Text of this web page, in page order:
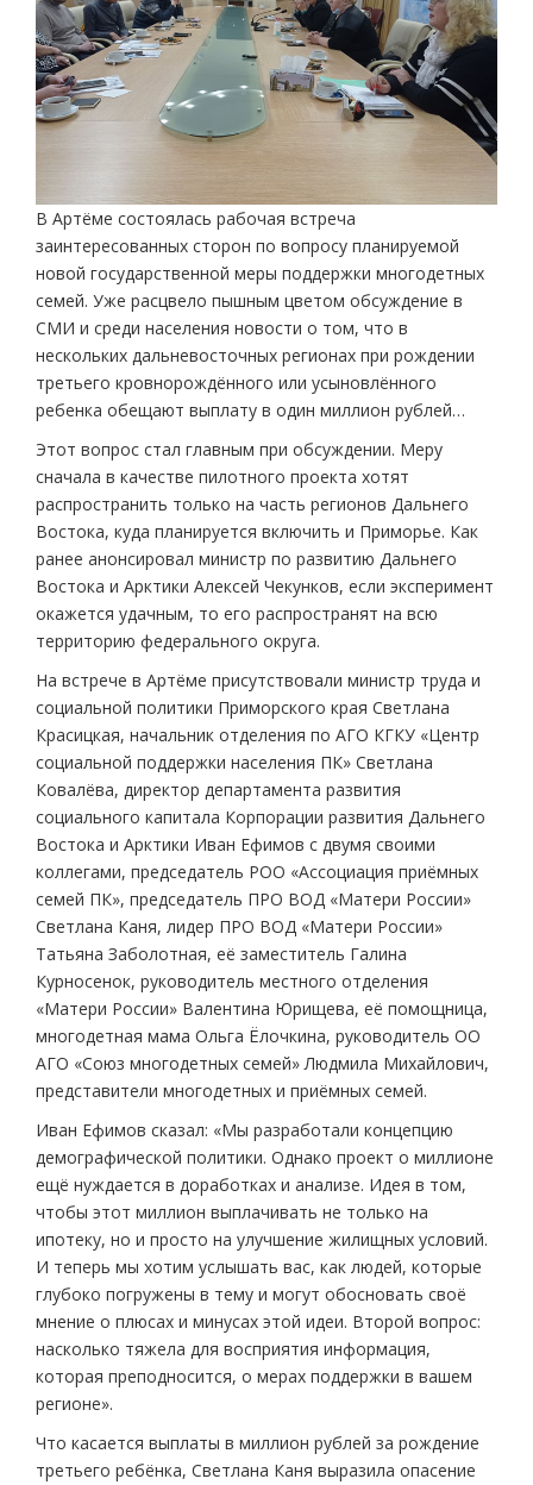
В Артёме состоялась рабочая встреча
заинтересованных сторон по вопросу планируемой
новой государственной меры поддержки многодетных
семей. Уже расцвело пышным цветом обсуждение в
СМИ и среди населения новости о том, что в
нескольких дальневосточных регионах при рождении
третьего кровнорождённого или усыновлённого
ребенка обещают выплату в один миллион рублей…
Этот вопрос стал главным при обсуждении. Меру
сначала в качестве пилотного проекта хотят
распространить только на часть регионов Дальнего
Востока, куда планируется включить и Приморье. Как
ранее анонсировал министр по развитию Дальнего
Востока и Арктики Алексей Чекунков, если эксперимент
окажется удачным, то его распространят на всю
территорию федерального округа.
На встрече в Артёме присутствовали министр труда и
социальной политики Приморского края Светлана
Красицкая, начальник отделения по АГО КГКУ «Центр
социальной поддержки населения ПК» Светлана
Ковалёва, директор департамента развития
социального капитала Корпорации развития Дальнего
Востока и Арктики Иван Ефимов с двумя своими
коллегами, председатель РОО «Ассоциация приёмных
семей ПК», председатель ПРО ВОД «Матери России»
Светлана Каня, лидер ПРО ВОД «Матери России»
Татьяна Заболотная, её заместитель Галина
Курносенок, руководитель местного отделения
«Матери России» Валентина Юрищева, её помощница,
многодетная мама Ольга Ёлочкина, руководитель ОО
АГО «Союз многодетных семей» Людмила Михайлович,
представители многодетных и приёмных семей.
Иван Ефимов сказал: «Мы разработали концепцию
демографической политики. Однако проект о миллионе
ещё нуждается в доработках и анализе. Идея в том,
чтобы этот миллион выплачивать не только на
ипотеку, но и просто на улучшение жилищных условий.
И теперь мы хотим услышать вас, как людей, которые
глубоко погружены в тему и могут обосновать своё
мнение о плюсах и минусах этой идеи. Второй вопрос:
насколько тяжела для восприятия информация,
которая преподносится, о мерах поддержки в вашем
регионе».
Что касается выплаты в миллион рублей за рождение
третьего ребёнка, Светлана Каня выразила опасение